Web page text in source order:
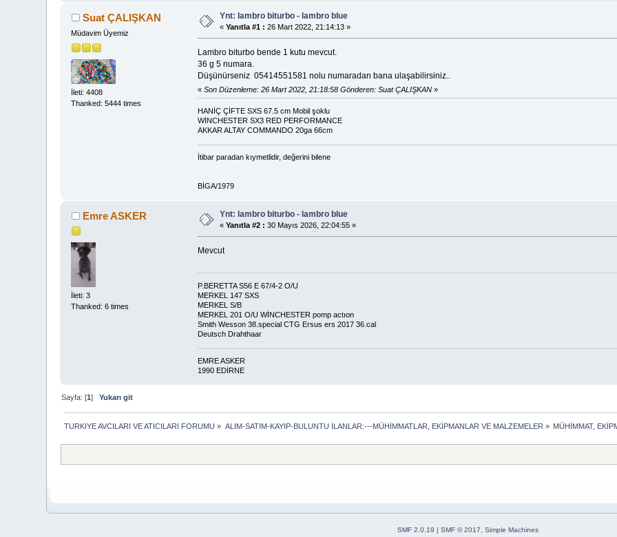
Suat ÇALIŞKAN
Müdavim Üyemiz
İleti: 4408
Thanked: 5444 times
Ynt: lambro biturbo - lambro blue
«Yanıtla #1 : 26 Mart 2022, 21:14:13 »
Lambro biturbo bende 1 kutu mevcut.
36 g 5 numara.
Düşünürseniz 05414551581 nolu numaradan bana ulaşabilirsiniz..
« Son Düzenleme: 26 Mart 2022, 21:18:58 Gönderen: Suat ÇALIŞKAN»
HANİÇ ÇİFTE SXS 67.5 cm Mobil şoklu
WİNCHESTER SX3 RED PERFORMANCE
AKKAR ALTAY COMMANDO 20ga 66cm
İtibar paradan kıymetlidir, değerini bilene
BİGA/1979
Emre ASKER
İleti: 3
Thanked: 6 times
Ynt: lambro biturbo - lambro blue
«Yanıtla #2 : 30 Mayıs 2026, 22:04:55 »
Mevcut
P.BERETTA S56 E 67/4-2 O/U
MERKEL 147 SXS
MERKEL S/B
MERKEL 201 O/U WİNCHESTER pomp actıon
Smith Wesson 38.special CTG Ersus ers 2017 36.cal
Deutsch Drahthaar
EMRE ASKER
1990 EDİRNE
Sayfa: [1]Yukarı git
TURKIYE AVCILARI VE ATICILARI FORUMU » ALIM-SATIM-KAYIP-BULUNTU İLANLAR:---MÜHİMMATLAR, EKİPMANLAR VE MALZEMELER » MÜHİMMAT,
SMF 2.0.19 SMF © 2017, Simple Machines